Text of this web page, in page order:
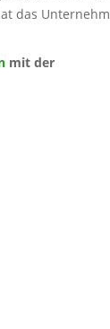
das
mit der